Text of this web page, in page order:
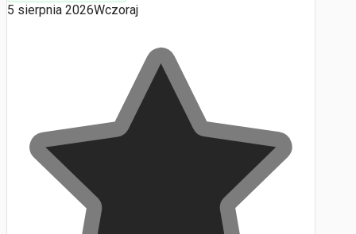
5 sierpnia 2026Wczoraj